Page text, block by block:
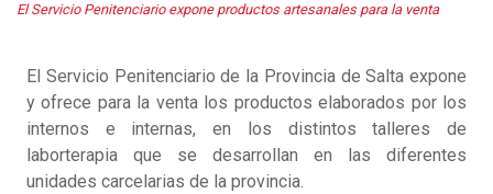
El Servicio Penitenciario expone productos artesanales para la venta
El Servicio Penitenciario de la Provincia de Salta expone
y ofrece para la venta los productos elaborados por los
internos e internas, en los distintos talleres de
laborterapia que se desarrollan en las diferentes
unidades carcelarias de la provincia.